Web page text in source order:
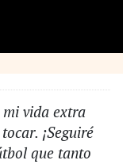
vida extra
¡Seguiré
que tanto